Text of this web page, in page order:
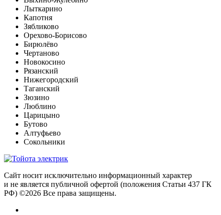
Лыткарино
Капотня
Зябликово
Орехово-Борисово
Бирюлёво
Чертаново
Новокосино
Рязанский
Нижегородский
Таганский
Зюзино
Люблино
Царицыно
Бутово
Алтуфьево
Сокольники
Сайт носит исключительно информационный характер
и не является публичной офертой (положения Статьи 437 ГК
РФ) ©2026 Все права защищены.